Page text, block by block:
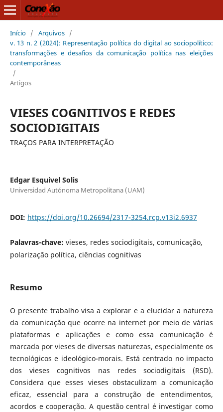
Início / Arquivos /
v. 13 n. 2 (2024): Representação política do digital ao sociopolítico:
transformações e desafios da comunicação política nas eleições
contemporâneas
/
Artigos
VIESES COGNITIVOS E REDES
SOCIODIGITAIS
TRAÇOS PARA INTERPRETAÇÃO
Edgar Esquivel Solis
Universidad Autónoma Metropolitana (UAM)
DOI: https://doi.org/10.26694/2317-3254.rcp.v13i2.6937
Palavras-chave: vieses, redes sociodigitais, comunicação,
polarização política, ciências cognitivas
Resumo
O presente trabalho visa a explorar e a elucidar a natureza
da comunicação que ocorre na internet por meio de várias
plataformas e aplicações e como essa comunicação é
marcada por vieses de diversas naturezas, especialmente os
tecnológicos e ideológico-morais. Está centrado no impacto
dos vieses cognitivos nas redes sociodigitais (RSD).
Considera que esses vieses obstaculizam a comunicação
eficaz, essencial para a construção de entendimentos,
acordos e cooperação. A questão central é investigar como